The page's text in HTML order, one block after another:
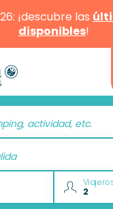
¡descubre las
disponibles!
actividad, etc.